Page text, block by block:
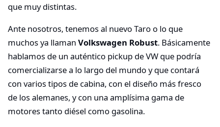
que muy distintas.
Ante nosotros, tenemos al nuevo Taro o lo que
muchos ya llaman Volkswagen Robust. Básicamente
hablamos de un auténtico pickup de VW que podría
comercializarse a lo largo del mundo y que contará
con varios tipos de cabina, con el diseño más fresco
de los alemanes, y con una amplísima gama de
motores tanto diésel como gasolina.